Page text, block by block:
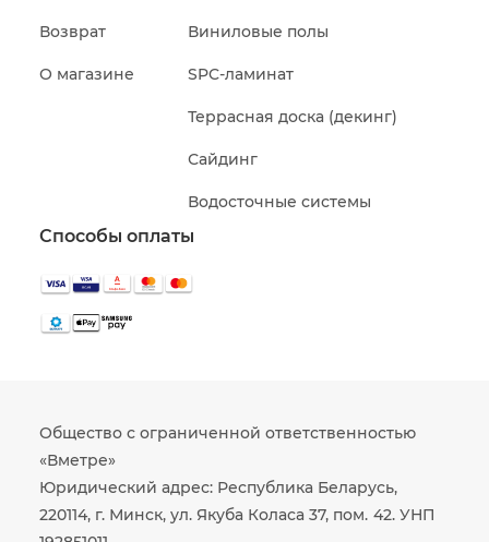
Возврат
О магазине
Виниловые полы
SPC-ламинат
Террасная доска (декинг)
Сайдинг
Водосточные системы
Способы оплаты
Общество с ограниченной ответственностью
«Вметре»
Юридический адрес: Республика Беларусь,
220114, г. Минск, ул. Якуба Коласа 37, пом. 42. УНП